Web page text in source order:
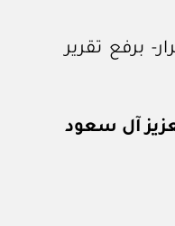
برفع تقرير
آل سعود